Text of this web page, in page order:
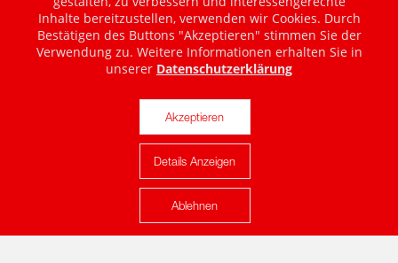
Karte anzeigen
Inhalte bereitzustellen, verwenden wir Cookies. Durch
Bestätigen des Buttons "Akzeptieren" stimmen Sie der
Verwendung zu. Weitere Informationen erhalten Sie in
unserer Datenschutzerklärung
Akzeptieren
Details Anzeigen
Ablehnen